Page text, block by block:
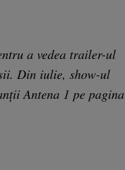
a vedea trailer-ul
Din iulie, show-ul
Antena 1 pe pagina